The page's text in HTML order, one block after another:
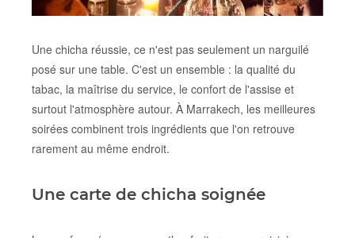
Une chicha réussie, ce n'est pas seulement un narguilé
posé sur une table. C'est un ensemble : la qualité du
tabac, la maîtrise du service, le confort de l'assise et
surtout l'atmosphère autour. À Marrakech, les meilleures
soirées combinent trois ingrédients que l'on retrouve
rarement au même endroit.
Une carte de chicha soignée